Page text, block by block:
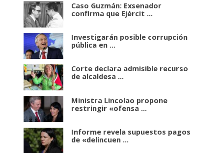
Caso Guzmán: Exsenador
confirma que Ejércit ...
Investigarán posible corrupción
pública en ...
Corte declara admisible recurso
de alcaldesa ...
Ministra Lincolao propone
restringir «ofensa ...
Informe revela supuestos pagos
de «delincuen ...